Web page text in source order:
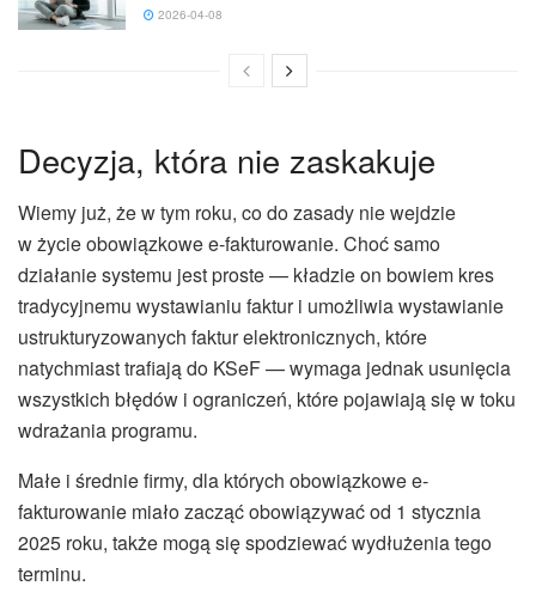
2026-04-08
Decyzja, która nie zaskakuje
Wiemy już, że w tym roku, co do zasady nie wejdzie
w życie obowiązkowe e-fakturowanie. Choć samo
działanie systemu jest proste — kładzie on bowiem kres
tradycyjnemu wystawianiu faktur i umożliwia wystawianie
ustrukturyzowanych faktur elektronicznych, które
natychmiast trafiają do KSeF — wymaga jednak usunięcia
wszystkich błędów i ograniczeń, które pojawiają się w toku
wdrażania programu.
Małe i średnie firmy, dla których obowiązkowe e-
fakturowanie miało zacząć obowiązywać od 1 stycznia
2025 roku, także mogą się spodziewać wydłużenia tego
terminu.